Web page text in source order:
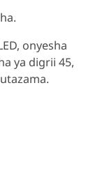
onyesha
ya digrii 45,